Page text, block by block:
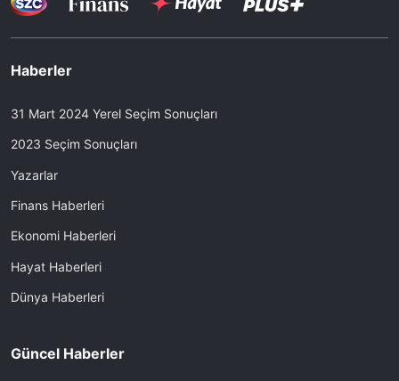
Haberler
31 Mart 2024 Yerel Seçim Sonuçları
2023 Seçim Sonuçları
Yazarlar
Finans Haberleri
Ekonomi Haberleri
Hayat Haberleri
Dünya Haberleri
Güncel Haberler